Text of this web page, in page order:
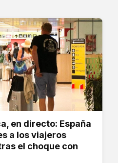
en directo: España
a los viajeros
el choque con